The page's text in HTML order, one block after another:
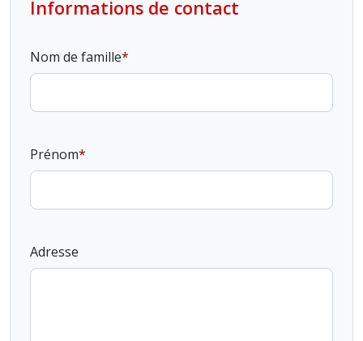
Informations de contact
Nom de famille
Prénom
Adresse